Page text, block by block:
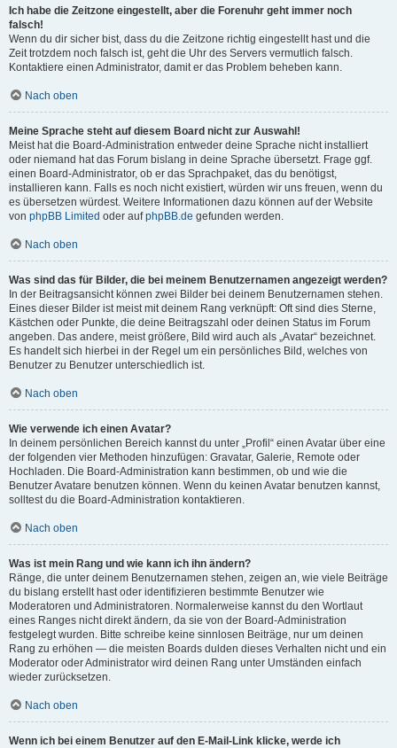
Ich habe die Zeitzone eingestellt, aber die Forenuhr geht immer noch
falsch!
Wenn du dir sicher bist, dass du die Zeitzone richtig eingestellt hast und die
Zeit trotzdem noch falsch ist, geht die Uhr des Servers vermutlich falsch.
Kontaktiere einen Administrator, damit er das Problem beheben kann.
Nach oben
Meine Sprache steht auf diesem Board nicht zur Auswahl!
Meist hat die Board-Administration entweder deine Sprache nicht installiert
oder niemand hat das Forum bislang in deine Sprache übersetzt. Frage ggf.
einen Board-Administrator, ob er das Sprachpaket, das du benötigst,
installieren kann. Falls es noch nicht existiert, würden wir uns freuen, wenn du
es übersetzen würdest. Weitere Informationen dazu können auf der Website
von phpBB Limited oder aufphpBB.de gefunden werden.
Nach oben
Was sind das für Bilder, die bei meinem Benutzernamen angezeigt werden?
In der Beitragsansicht können zwei Bilder bei deinem Benutzernamen stehen.
Eines dieser Bilder ist meist mit deinem Rang verknüpft: Oft sind dies Sterne,
Kästchen oder Punkte, die deine Beitragszahl oder deinen Status im Forum
angeben. Das andere, meist größere, Bild wird auch als „Avatar“ bezeichnet.
Es handelt sich hierbei in der Regel um ein persönliches Bild, welches von
Benutzer zu Benutzer unterschiedlich ist.
Nach oben
Wie verwende ich einen Avatar?
In deinem persönlichen Bereich kannst du unter „Profil“ einen Avatar über eine
der folgenden vier Methoden hinzufügen: Gravatar, Galerie, Remote oder
Hochladen. Die Board-Administration kann bestimmen, ob und wie die
Benutzer Avatare benutzen können. Wenn du keinen Avatar benutzen kannst,
solltest du die Board-Administration kontaktieren.
Nach oben
Was ist mein Rang und wie kann ich ihn ändern?
Ränge, die unter deinem Benutzernamen stehen, zeigen an, wie viele Beiträge
du bislang erstellt hast oder identifizieren bestimmte Benutzer wie
Moderatoren und Administratoren. Normalerweise kannst du den Wortlaut
eines Ranges nicht direkt ändern, da sie von der Board-Administration
festgelegt wurden. Bitte schreibe keine sinnlosen Beiträge, nur um deinen
Rang zu erhöhen — die meisten Boards dulden dieses Verhalten nicht und ein
Moderator oder Administrator wird deinen Rang unter Umständen einfach
wieder zurücksetzen.
Nach oben
Wenn ich bei einem Benutzer auf den E-Mail-Link klicke, werde ich